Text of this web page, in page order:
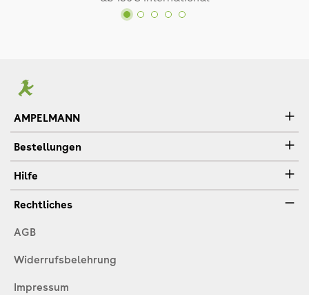
AMPELMANN
Bestellungen
Hilfe
Rechtliches
AGB
Widerrufsbelehrung
Impressum